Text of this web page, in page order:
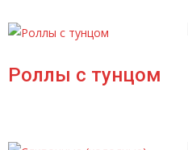
Роллы с тунцом